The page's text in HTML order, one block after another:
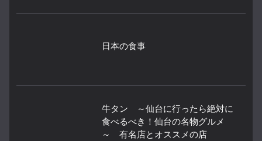
日本の食事
牛タン ～仙台に行ったら絶対に
食べるべき！仙台の名物グルメ
～ 有名店とオススメの店